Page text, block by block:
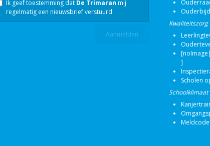
Ik geef toestemming dat De Trimaran mij
regelmatig een nieuwsbrief verstuurd.
Kwaliteitszorg
]
Scholen
Schoolklimaat
Meldcode